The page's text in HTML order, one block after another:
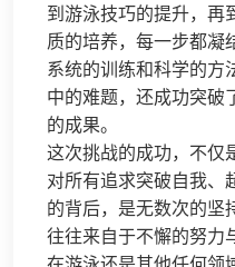
到游泳技巧的提升，再
质的培养，每一步都凝
系统的训练和科学的方
中的难题，还成功突破
的成果。
这次挑战的成功，不仅
对所有追求突破自我、
的背后，是无数次的坚
往往来自于不懈的努力